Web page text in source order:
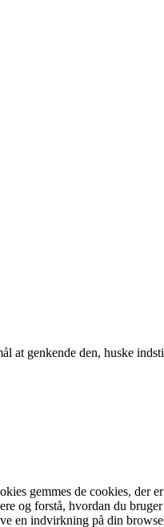
at genkende den, huske
gemmes de cookies, der
og forstå, hvordan du
en indvirkning på din